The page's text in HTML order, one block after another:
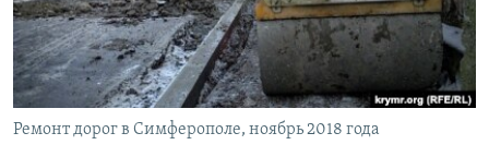
ПОБЕДИТЕЛЕЙ НЕ СУДЯТ?
КРЫМ.НЕПОКОРЕННЫЙ
ELIFBE
УКРАИНСКАЯ ПРОБЛЕМА КРЫМА
ПРИСОЕДИНЯЙТЕСЬ!
Ремонт дорог в Симферополе, ноябрь 2018 года